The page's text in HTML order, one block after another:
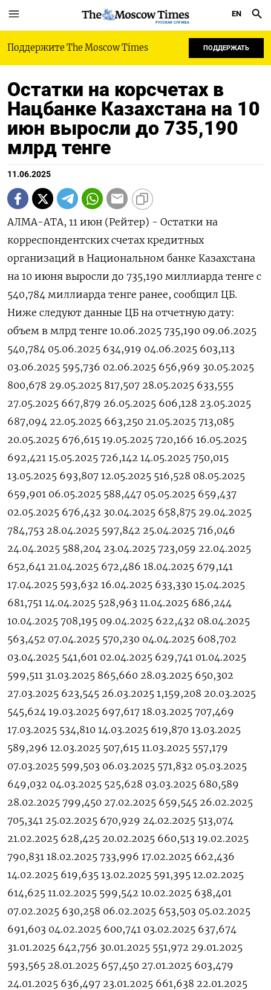
РУССКАЯ СЛУЖБА
EN
Поддержите The Moscow Times ПОДДЕРЖАТЬ
Остатки на корсчетах в
Нацбанке Казахстана на 10
июн выросли до 735,190
млрд тенге
11.06.2025
АЛМА-АТА, 11 июн (Рейтер) - Остатки на
корреспондентских счетах кредитных
организаций в Национальном банке Казахстана
на 10 июня выросли до 735,190 миллиарда тенге с
540,784 миллиарда тенге ранее, сообщил ЦБ.
Ниже следуют данные ЦБ на отчетную дату:
объем в млрд тенге 10.06.2025 735,190 09.06.2025
540,784 05.06.2025 634,919 04.06.2025 603,113
03.06.2025 595,736 02.06.2025 656,969 30.05.2025
800,678 29.05.2025 817,507 28.05.2025 633,555
27.05.2025 667,879 26.05.2025 606,128 23.05.2025
687,094 22.05.2025 663,250 21.05.2025 713,085
20.05.2025 676,615 19.05.2025 720,166 16.05.2025
692,421 15.05.2025 726,142 14.05.2025 750,015
13.05.2025 693,807 12.05.2025 516,528 08.05.2025
659,901 06.05.2025 588,447 05.05.2025 659,437
02.05.2025 676,432 30.04.2025 658,875 29.04.2025
784,753 28.04.2025 597,842 25.04.2025 716,046
24.04.2025 588,204 23.04.2025 723,059 22.04.2025
652,641 21.04.2025 672,486 18.04.2025 679,141
17.04.2025 593,632 16.04.2025 633,330 15.04.2025
681,751 14.04.2025 528,963 11.04.2025 686,244
10.04.2025 708,195 09.04.2025 622,432 08.04.2025
563,452 07.04.2025 570,230 04.04.2025 608,702
03.04.2025 541,601 02.04.2025 629,741 01.04.2025
599,511 31.03.2025 865,660 28.03.2025 650,302
27.03.2025 623,545 26.03.2025 1,159,208 20.03.2025
545,624 19.03.2025 697,617 18.03.2025 707,469
17.03.2025 534,810 14.03.2025 619,870 13.03.2025
589,296 12.03.2025 507,615 11.03.2025 557,179
07.03.2025 599,503 06.03.2025 571,832 05.03.2025
649,032 04.03.2025 525,628 03.03.2025 680,589
28.02.2025 799,450 27.02.2025 659,545 26.02.2025
705,341 25.02.2025 670,929 24.02.2025 513,074
21.02.2025 628,425 20.02.2025 660,513 19.02.2025
790,831 18.02.2025 733,996 17.02.2025 662,436
14.02.2025 619,635 13.02.2025 591,395 12.02.2025
614,625 11.02.2025 599,542 10.02.2025 638,401
07.02.2025 630,258 06.02.2025 653,503 05.02.2025
691,603 04.02.2025 600,741 03.02.2025 637,674
31.01.2025 642,756 30.01.2025 551,972 29.01.2025
593,565 28.01.2025 657,450 27.01.2025 603,479
24.01.2025 636,497 23.01.2025 661,638 22.01.2025